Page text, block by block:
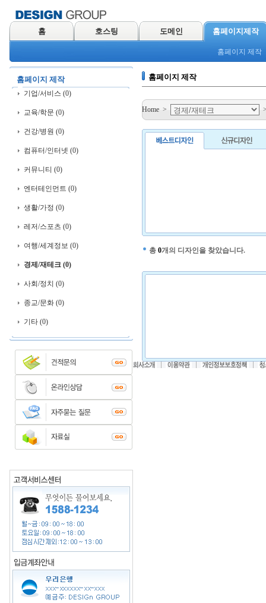
홈 호스팅 도메인 홈페이지제작
홈페이지 제작
홈페이지 제작
기업/서비스 (0)
교육/학문 (0)
건강/병원 (0)
컴퓨터/인터넷 (0)
커뮤니티 (0)
엔터테인먼트 (0)
생활/가정 (0)
레저/스포츠 (0)
여행/세계정보 (0)
경제/재테크 (0)
사회/정치 (0)
종교/문화 (0)
기타 (0)
홈페이지 제작
Home >
총 0개의 디자인을 찾았습니다.